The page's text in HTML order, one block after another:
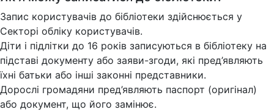
Запис користувачів до бібліотеки здійснюється у
Секторі обліку користувачів.
Діти і підлітки до 16 років записуються в бібліотеку на
підставі документу або заяви-згоди, які пред’являють
їхні батьки або інші законні представники.
Дорослі громадяни пред’являють паспорт (оригінал)
або документ, що його замінює.